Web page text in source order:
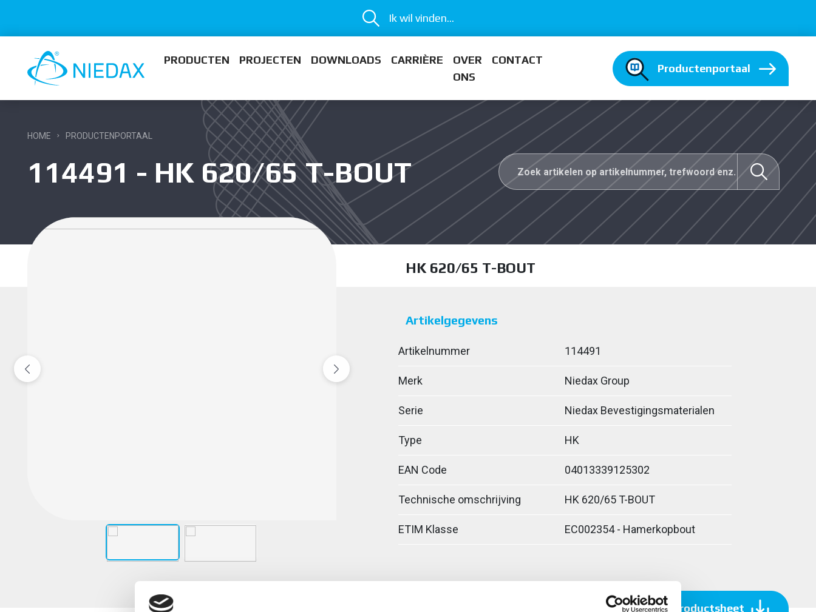
Ik wil vinden...
PRODUCTEN PROJECTEN DOWNLOADS CARRIÈRE
OVER
ONS
CONTACT
Productenportaal
HOME PRODUCTENPORTAAL
114491 - HK 620/65 T-BOUT
HK 620/65 T-BOUT
Artikelgegevens
Artikelnummer 114491
Merk Niedax Group
Serie Niedax Bevestigingsmaterialen
Type HK
EAN Code 04013339125302
Technische omschrijving HK 620/65 T-BOUT
ETIM Klasse EC002354 - Hamerkopbout
Download productsheet